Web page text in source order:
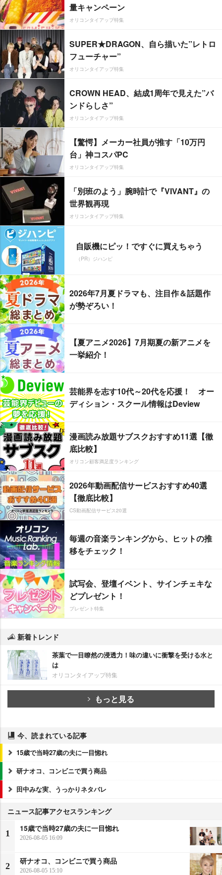
量キャンペーン
オリコンタイアップ特集
SUPER★DRAGON、自ら描いた”レトロ
フューチャー”
オリコンタイアップ特集
CROWN HEAD、結成1周年で見えた”バ
ンドらしさ”
オリコンタイアップ特集
【驚愕】メーカー社員が推す「10万円
台」神コスパPC
オリコンタイアップ特集
「別班のよう」腕時計で『VIVANT』の
世界観再現
オリコンタイアップ特集
自販機にピッ！ですぐに買えちゃう
（PR）ジハンピ
2026年7月夏ドラマも、注目作＆話題作
が勢ぞろい！
【夏アニメ2026】7月期夏の新アニメを
一挙紹介！
芸能界を志す10代～20代を応援！ オー
ディション・スクール情報はDeview
漫画読み放題サブスクおすすめ11選【徹
底比較】
オリコン顧客満足度ランキング
2026年動画配信サービスおすすめ40選
【徹底比較】
CS動画配信サービス20選
毎週の音楽ランキングから、ヒットの推
移をチェック！
試写会、登壇イベント、サインチェキな
どプレゼント！
プレゼント特集
新着トレンド
茶葉で一目瞭然の浸透力！味の違いに衝撃を受ける水と
は
オリコンタイアップ特集
もっと見る
今、読まれている記事
15歳で当時27歳の夫に一目惚れ
研ナオコ、コンビニで買う商品
田中みな実、うっかりネタバレ
ニュース記事アクセスランキング
1
15歳で当時27歳の夫に一目惚れ
2026-08-05 16:09
2
研ナオコ、コンビニで買う商品
2026-08-05 15:10